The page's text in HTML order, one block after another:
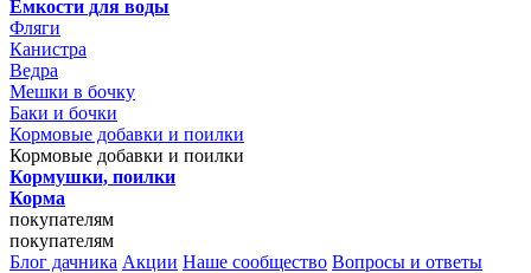
Емкости для воды
Фляги
Канистра
Ведра
Мешки в бочку
Баки и бочки
Кормовые добавки и поилки
Кормовые добавки и поилки
Кормушки, поилки
Корма
покупателям
покупателям
Блог дачника Акции Наше сообщество Вопросы и ответы